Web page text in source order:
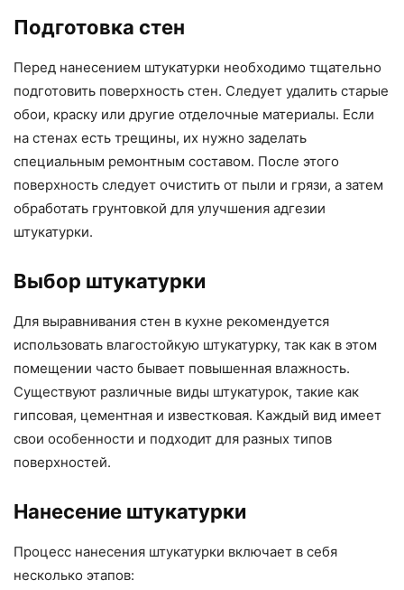
Подготовка стен
Перед нанесением штукатурки необходимо тщательно
подготовить поверхность стен. Следует удалить старые
обои, краску или другие отделочные материалы. Если
на стенах есть трещины, их нужно заделать
специальным ремонтным составом. После этого
поверхность следует очистить от пыли и грязи, а затем
обработать грунтовкой для улучшения адгезии
штукатурки.
Выбор штукатурки
Для выравнивания стен в кухне рекомендуется
использовать влагостойкую штукатурку, так как в этом
помещении часто бывает повышенная влажность.
Существуют различные виды штукатурок, такие как
гипсовая, цементная и известковая. Каждый вид имеет
свои особенности и подходит для разных типов
поверхностей.
Нанесение штукатурки
Процесс нанесения штукатурки включает в себя
несколько этапов: